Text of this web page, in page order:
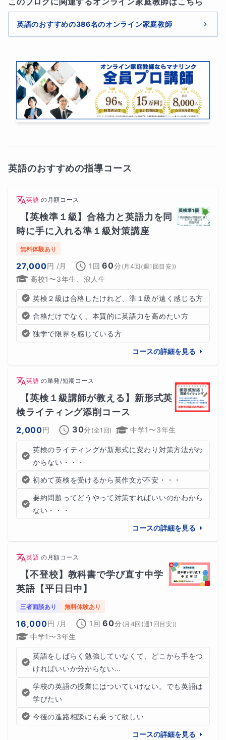
英語のおすすめの386名のオンライン家庭教師
英語のおすすめの指導コース
英語 の 月額コース
【英検準１級】合格力と英語力を同
時に手に入れる準１級対策講座
無料体験あり
27,000円 /月 1回 60分 ( 月4回(週1回目安))
高校1〜3年生、浪人生
英検２級は合格したけれど、準１級が遠く感じる方
合格だけでなく、本質的に英語力を高めたい方
独学で限界を感じている方
コースの詳細を見る
英語 の単発/短期コース
【英検１級講師が教える】新形式英
検ライティング添削コース
2,000円 30分 (全1 回) 中学1〜3年生
英検のライティングが新形式に変わり対策方法がわ
からない・・・
初めて英検を受けるから英作文が不安・・・
要約問題ってどうやって対策すればいいのかわから
ない・・・
コースの詳細を見る
英語 の 月額コース
【不登校】教科書で学び直す中学
英語【平日日中】
三者面談あり 無料体験あり
16,000円 /月 1回 60分 ( 月4回(週1回目安))
中学1〜3年生
英語をしばらく勉強していなくて、どこから手をつ
ければいいか分からない…
学校の英語の授業にはついていけない。でも英語は
学びたい
今後の進路相談にも乗って欲しい
コースの詳細を見る